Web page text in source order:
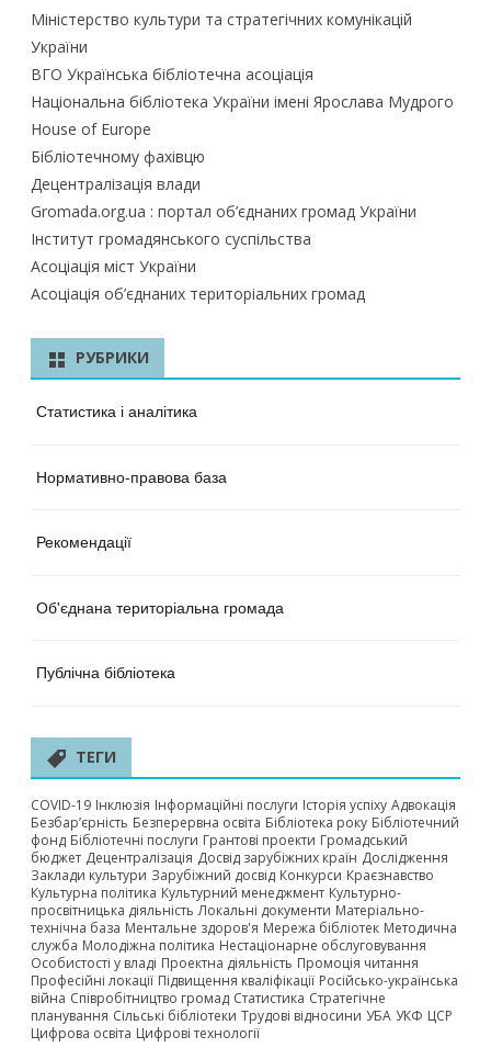
Міністерство культури та стратегічних комунікацій
України
ВГО Українська бібліотечна асоціація
Національна бібліотека України імені Ярослава Мудрого
House of Europe
Бібліотечному фахівцю
Децентралізація влади
Gromada.org.ua : портал об’єднаних громад України
Інститут громадянського суспільства
Асоціація міст України
Асоціація об’єднаних територіальних громад
РУБРИКИ
Статистика і аналітика
Нормативно-правова база
Рекомендації
Об'єднана територіальна громада
Публічна бібліотека
ТЕГИ
COVID-19 Інклюзія Інформаційні послуги Історія успіху Адвокація
Безбар’єрність Безперервна освіта Бібліотека року Бібліотечний
фонд Бібліотечні послуги Грантові проекти Громадський
бюджет Децентралізація Досвід зарубіжних країн Дослідження
Заклади культури Зарубіжний досвід Конкурси Краєзнавство
Культурна політика Культурний менеджмент Культурно-
просвітницька діяльність Локальні документи Матеріально-
технічна база Ментальне здоров'я Мережа бібліотек Методична
служба Молодіжна політика Нестаціонарне обслуговування
Особистості у владі Проектна діяльність Промоція читання
Професійні локації Підвищення кваліфікації Російсько-українська
війна Співробітництво громад Статистика Стратегічне
планування Сільські бібліотеки Трудові відносини УБА УКФ ЦСР
Цифрова освіта Цифрові технології